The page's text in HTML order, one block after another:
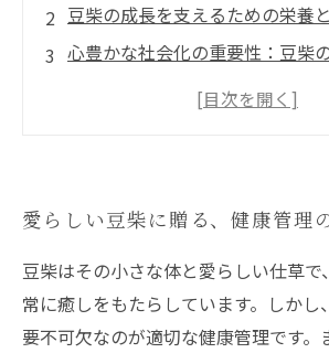
豆柴の成長を支えるための栄養
心豊かな社会化の重要性：豆柴
愛犬との幸せな時間を確保する
と
豆柴と共に歩む、長く幸せな未
愛らしい豆柴に贈る、健康管理
豆柴はその小さな体と愛らしい仕草で
常に癒しをもたらしています。しかし
要不可欠なのが適切な健康管理です。